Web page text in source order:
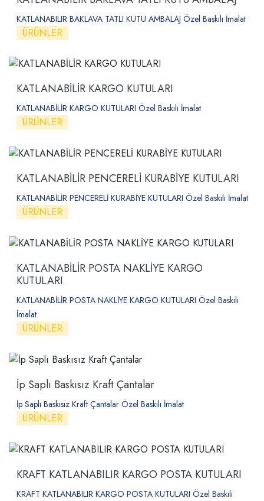
KATLANABILIR BAKLAVA TATLI KUTU AMBALAJ Özel Baskılı İmalat
ÜRÜNLER
KATLANABİLİR KARGO KUTULARI
KATLANABİLİR KARGO KUTULARI Özel Baskılı İmalat
ÜRÜNLER
KATLANABİLİR PENCERELİ KURABİYE KUTULARI
KATLANABİLİR PENCERELİ KURABİYE KUTULARI Özel Baskılı İmalat
ÜRÜNLER
KATLANABİLİR POSTA NAKLİYE KARGO
KUTULARI
KATLANABİLİR POSTA NAKLİYE KARGO KUTULARI Özel Baskılı
İmalat
ÜRÜNLER
İp Saplı Baskısız Kraft Çantalar
İp Saplı Baskısız Kraft Çantalar Özel Baskılı İmalat
ÜRÜNLER
KRAFT KATLANABILIR KARGO POSTA KUTULARI
KRAFT KATLANABILIR KARGO POSTA KUTULARI Özel Baskılı